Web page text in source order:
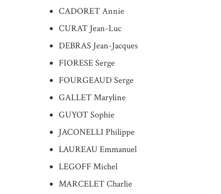
CADORET Annie
CURAT Jean-Luc
DEBRAS Jean-Jacques
FIORESE Serge
FOURGEAUD Serge
GALLET Maryline
GUYOT Sophie
JACONELLI Philippe
LAUREAU Emmanuel
LEGOFF Michel
MARCELET Charlie